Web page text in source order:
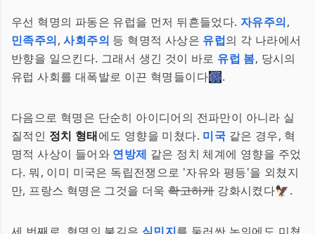
우선 혁명의 파동은 유럽을 먼저 뒤흔들었다. 자유주의,
민족주의,사회주의 등 혁명적 사상은 유럽의 각 나라에서
반향을 일으킨다. 그래서 생긴 것이 바로 유럽 봄, 당시의
유럽 사회를 대폭발로 이끈 혁명들이다🎆.
다음으로 혁명은 단순히 아이디어의 전파만이 아니라 실
질적인 정치 형태에도 영향을 미쳤다. 미국 같은 경우, 혁
명적 사상이 들어와 연방제 같은 정치 체계에 영향을 주었
다. 뭐, 이미 미국은 독립전쟁으로 '자유와 평등'을 외쳤지
만, 프랑스 혁명은 그것을 더욱확고하게강화시켰다🦅.